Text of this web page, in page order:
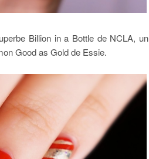
Billion in a Bottle de NCLA, un
Good as Gold de Essie.